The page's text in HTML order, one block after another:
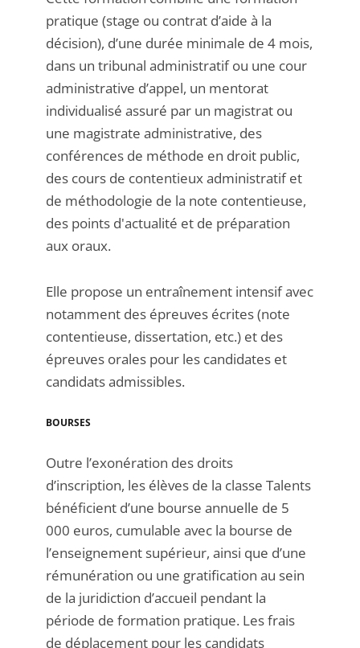
pratique (stage ou contrat d’aide à la
décision), d’une durée minimale de 4 mois,
dans un tribunal administratif ou une cour
administrative d’appel, un mentorat
individualisé assuré par un magistrat ou
une magistrate administrative, des
conférences de méthode en droit public,
des cours de contentieux administratif et
de méthodologie de la note contentieuse,
des points d'actualité et de préparation
aux oraux.
Elle propose un entraînement intensif avec
notamment des épreuves écrites (note
contentieuse, dissertation, etc.) et des
épreuves orales pour les candidates et
candidats admissibles.
BOURSES
Outre l’exonération des droits
d’inscription, les élèves de la classe Talents
bénéficient d’une bourse annuelle de 5
000 euros, cumulable avec la bourse de
l’enseignement supérieur, ainsi que d’une
rémunération ou une gratification au sein
de la juridiction d’accueil pendant la
période de formation pratique. Les frais
de déplacement pour les candidats